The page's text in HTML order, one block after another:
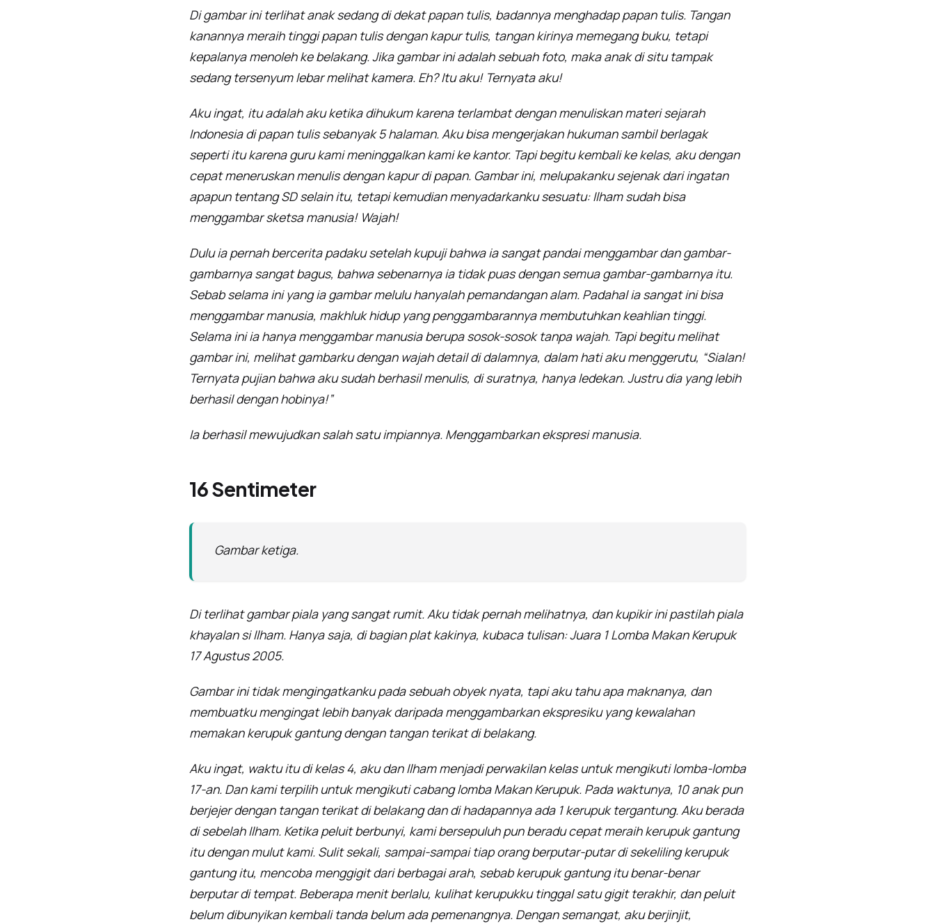
Di gambar ini terlihat anak sedang di dekat papan tulis, badannya menghadap papan tulis. Tangan
kanannya meraih tinggi papan tulis dengan kapur tulis, tangan kirinya memegang buku, tetapi
kepalanya menoleh ke belakang. Jika gambar ini adalah sebuah foto, maka anak di situ tampak
sedang tersenyum lebar melihat kamera. Eh? Itu aku! Ternyata aku!
Aku ingat, itu adalah aku ketika dihukum karena terlambat dengan menuliskan materi sejarah
Indonesia di papan tulis sebanyak 5 halaman. Aku bisa mengerjakan hukuman sambil berlagak
seperti itu karena guru kami meninggalkan kami ke kantor. Tapi begitu kembali ke kelas, aku dengan
cepat meneruskan menulis dengan kapur di papan. Gambar ini, melupakanku sejenak dari ingatan
apapun tentang SD selain itu, tetapi kemudian menyadarkanku sesuatu: Ilham sudah bisa
menggambar sketsa manusia! Wajah!
Dulu ia pernah bercerita padaku setelah kupuji bahwa ia sangat pandai menggambar dan gambar-
gambarnya sangat bagus, bahwa sebenarnya ia tidak puas dengan semua gambar-gambarnya itu.
Sebab selama ini yang ia gambar melulu hanyalah pemandangan alam. Padahal ia sangat ini bisa
menggambar manusia, makhluk hidup yang penggambarannya membutuhkan keahlian tinggi.
Selama ini ia hanya menggambar manusia berupa sosok-sosok tanpa wajah. Tapi begitu melihat
gambar ini, melihat gambarku dengan wajah detail di dalamnya, dalam hati aku menggerutu, “Sialan!
Ternyata pujian bahwa aku sudah berhasil menulis, di suratnya, hanya ledekan. Justru dia yang lebih
berhasil dengan hobinya!”
Ia berhasil mewujudkan salah satu impiannya. Menggambarkan ekspresi manusia.
16 Sentimeter
Gambar ketiga.
Di terlihat gambar piala yang sangat rumit. Aku tidak pernah melihatnya, dan kupikir ini pastilah piala
khayalan si Ilham. Hanya saja, di bagian plat kakinya, kubaca tulisan: Juara 1 Lomba Makan Kerupuk
17 Agustus 2005.
Gambar ini tidak mengingatkanku pada sebuah obyek nyata, tapi aku tahu apa maknanya, dan
membuatku mengingat lebih banyak daripada menggambarkan ekspresiku yang kewalahan
memakan kerupuk gantung dengan tangan terikat di belakang.
Aku ingat, waktu itu di kelas 4, aku dan Ilham menjadi perwakilan kelas untuk mengikuti lomba-lomba
17-an. Dan kami terpilih untuk mengikuti cabang lomba Makan Kerupuk. Pada waktunya, 10 anak pun
berjejer dengan tangan terikat di belakang dan di hadapannya ada 1 kerupuk tergantung. Aku berada
di sebelah Ilham. Ketika peluit berbunyi, kami bersepuluh pun beradu cepat meraih kerupuk gantung
itu dengan mulut kami. Sulit sekali, sampai-sampai tiap orang berputar-putar di sekeliling kerupuk
gantung itu, mencoba menggigit dari berbagai arah, sebab kerupuk gantung itu benar-benar
berputar di tempat. Beberapa menit berlalu, kulihat kerupukku tinggal satu gigit terakhir, dan peluit
belum dibunyikan kembali tanda belum ada pemenangnya. Dengan semangat, aku berjinjit,